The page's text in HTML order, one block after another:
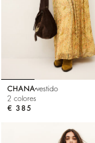
CHANAvestido
2 colores
€ 385